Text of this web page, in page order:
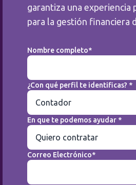
garantiza una experiencia
para la gestión financiera
Nombre completo*
¿Con qué perfil te identificas? *
En que te podemos ayudar *
Correo Electrónico*